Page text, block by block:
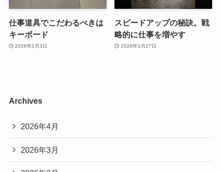
仕事道具でこだわるべきは
キーボード
2026年2月3日
スピードアップの秘訣。戦
略的に仕事を増やす
2026年1月27日
Archives
2026年4月
2026年3月